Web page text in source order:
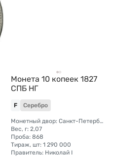
Монета 10 копеек 1827
СПБ НГ
F Серебро
Монетный двор: Санкт-Петербургский монетный двор
Вес, г: 2,07
Проба: 868
Тираж, шт: 1 290 000
Правитель: Николай I